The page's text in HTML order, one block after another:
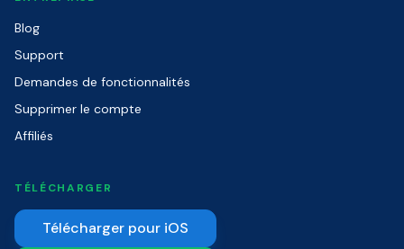
Blog
Support
Demandes de fonctionnalités
Supprimer le compte
Affiliés
TÉLÉCHARGER
Télécharger pour iOS